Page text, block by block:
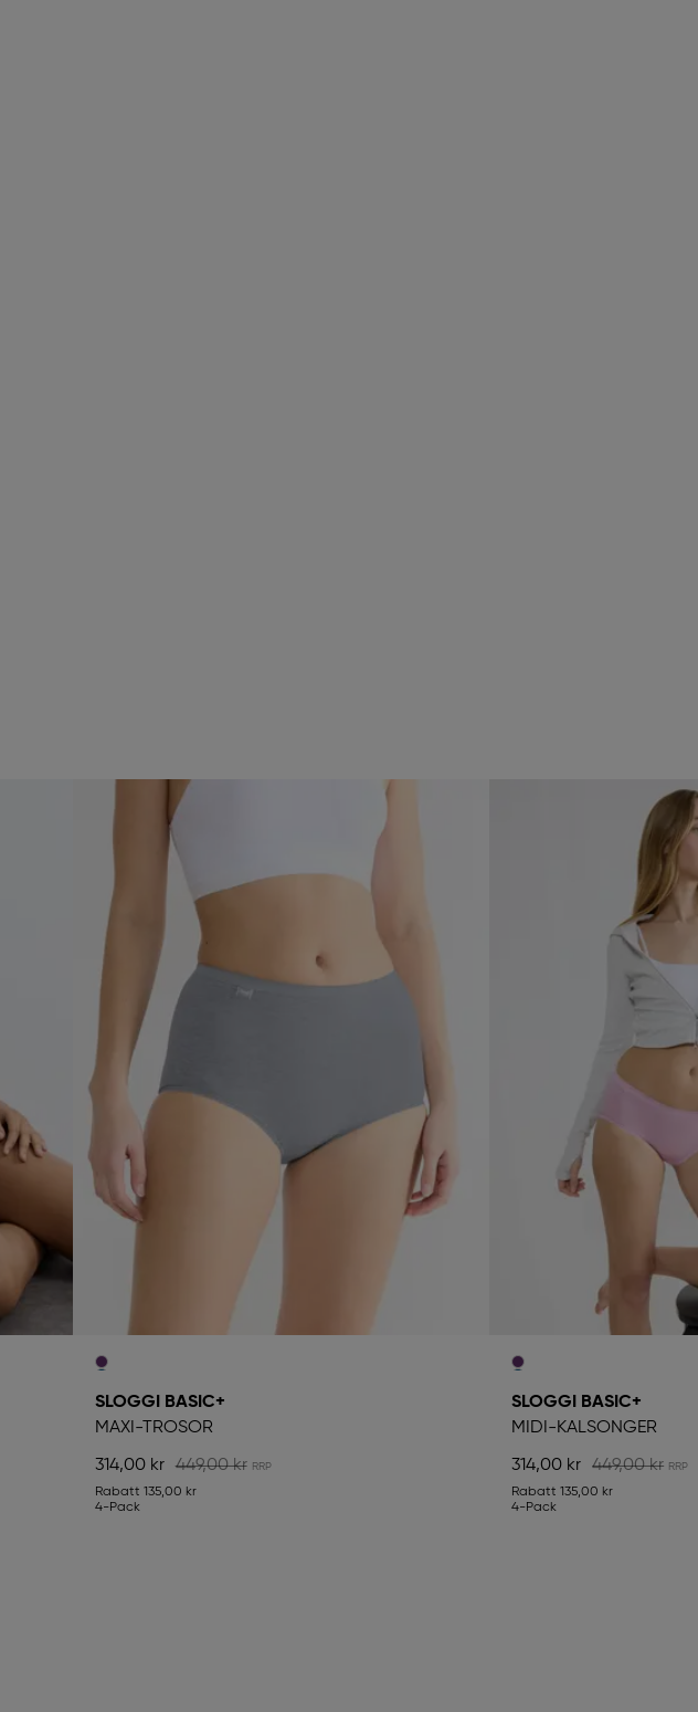
SLOGGI BASIC+
MAXI-TROSOR
314,00 kr 449,00 kr
Rabatt 135,00 kr
4-Pack
SLOGGI BASIC+
MIDI-KALSONGER
314,00 kr 449,00 kr
Rabatt135,00 kr
4-Pack